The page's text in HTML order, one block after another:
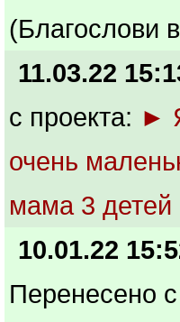
(Благослови
11.03.22
с проекта: ►
очень
мама 3 детей
10.01.22
Перенесено